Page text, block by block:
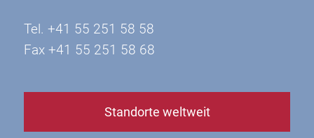
Tel. +41 55 251 58 58
Fax +41 55 251 58 68
Standorte weltweit